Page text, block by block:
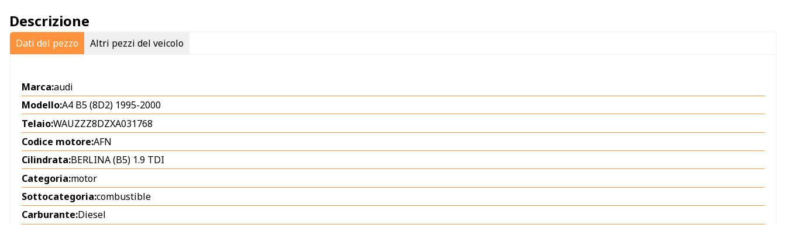
Descrizione
Dati del pezzo Altri pezzi del veicolo
Marca:audi
Modello:A4 B5 (8D2) 1995-2000
Telaio:WAUZZZ8DZXA031768
Codice motore:AFN
Cilindrata:BERLINA (B5) 1.9 TDI
Categoria:motor
Sottocategoria:combustible
Carburante:Diesel